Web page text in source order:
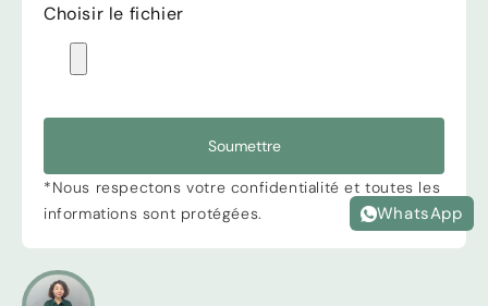
Choisir le fichier
Soumettre
*Nous respectons votre confidentialité et toutes les
informations sont protégées.
WhatsApp